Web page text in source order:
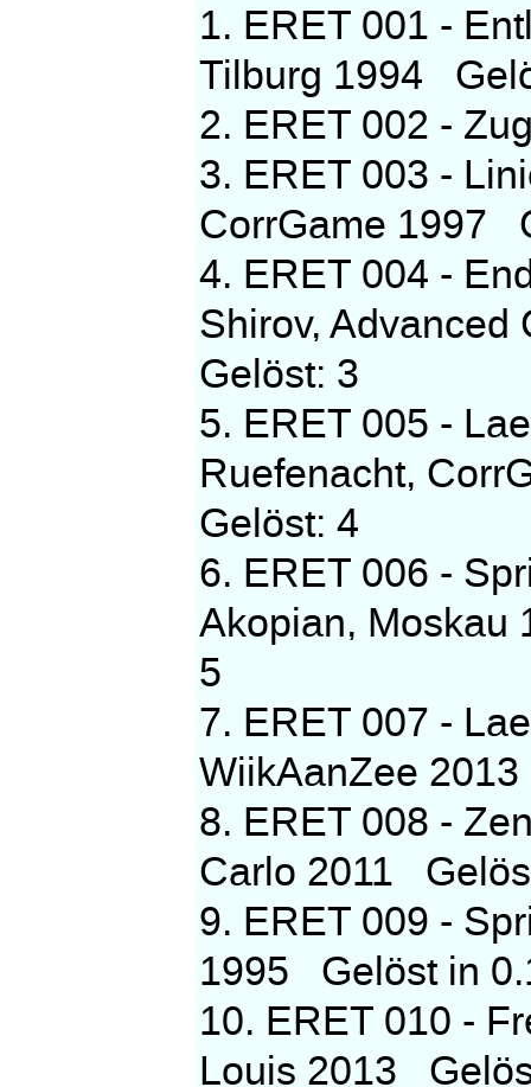
1. ERET 001 -
Tilburg 1994
2. ERET 002 -
3. ERET 003 -
CorrGame 1997
4. ERET 004 -
Shirov,
Gelöst: 3
5. ERET 005 -
Ruefenacht,
Gelöst: 4
6. ERET 006 -
Akopian, Moskau
5
7. ERET 007 -
WiikAanZee
8. ERET 008 -
Carlo 2011
9. ERET 009 -
1995 Gelöst in
10. ERET 010 -
Louis 2013